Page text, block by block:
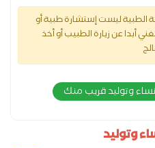
الطبية ليست إستشارة طبية أو
أبدا عن زيارة الطبيب أو أخذ
وتوليد قريب منك
وتوليد